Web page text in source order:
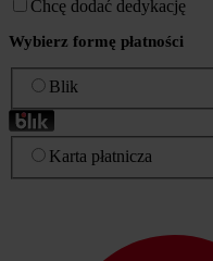
Chcę dodać dedykację
Wybierz formę płatności
Blik
Karta płatnicza